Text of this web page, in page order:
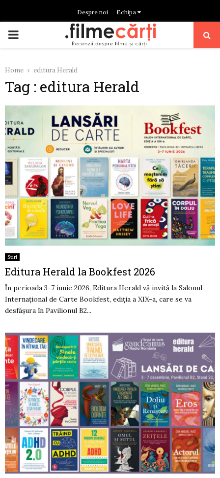
Despre noi Echipa
PRIMARY
Home editura Herald
Tag : editura Herald
Stiri
Editura Herald la Bookfest 2026
În perioada 3–7 iunie 2026, Editura Herald vă invită la Salonul
Internațional de Carte Bookfest, ediția a XIX-a, care se va
desfășura în Pavilionul B2...